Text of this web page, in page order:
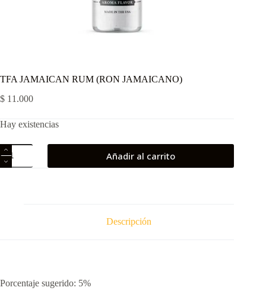
TFA JAMAICAN RUM (RON JAMAICANO)
$ 11.000
Hay existencias
TFA
JAMAICAN
RUM
Añadir al carrito
Descripción
Porcentaje sugerido: 5%